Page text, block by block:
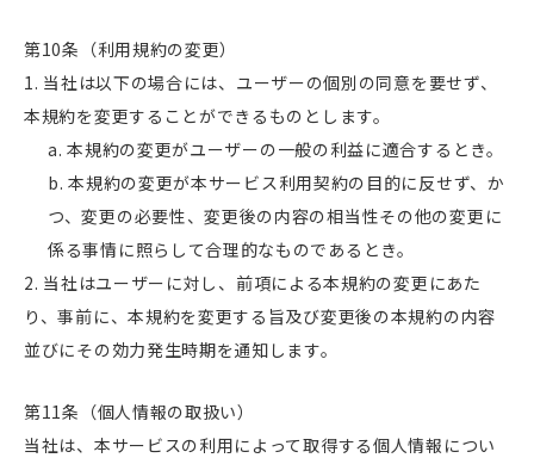
第10条（利用規約の変更）
当社は以下の場合には、ユーザーの個別の同意を要せず、
本規約を変更することができるものとします。
本規約の変更がユーザーの一般の利益に適合するとき。
本規約の変更が本サービス利用契約の目的に反せず、か
つ、変更の必要性、変更後の内容の相当性その他の変更に
係る事情に照らして合理的なものであるとき。
当社はユーザーに対し、前項による本規約の変更にあた
り、事前に、本規約を変更する旨及び変更後の本規約の内容
並びにその効力発生時期を通知します。
第11条（個人情報の取扱い）
当社は、本サービスの利用によって取得する個人情報につい